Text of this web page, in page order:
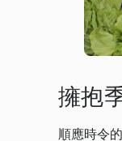
擁抱
順應時令